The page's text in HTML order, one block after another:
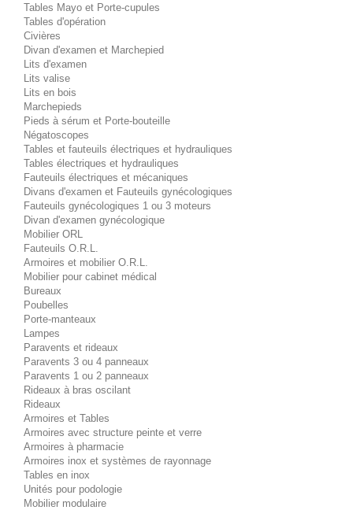
Tables Mayo et Porte-cupules
Tables d'opération
Civières
Divan d'examen et Marchepied
Lits d'examen
Lits valise
Lits en bois
Marchepieds
Pieds à sérum et Porte-bouteille
Négatoscopes
Tables et fauteuils électriques et hydrauliques
Tables électriques et hydrauliques
Fauteuils électriques et mécaniques
Divans d'examen et Fauteuils gynécologiques
Fauteuils gynécologiques 1 ou 3 moteurs
Divan d'examen gynécologique
Mobilier ORL
Fauteuils O.R.L.
Armoires et mobilier O.R.L.
Mobilier pour cabinet médical
Bureaux
Poubelles
Porte-manteaux
Lampes
Paravents et rideaux
Paravents 3 ou 4 panneaux
Paravents 1 ou 2 panneaux
Rideaux à bras oscilant
Rideaux
Armoires et Tables
Armoires avec structure peinte et verre
Armoires à pharmacie
Armoires inox et systèmes de rayonnage
Tables en inox
Unités pour podologie
Mobilier modulaire